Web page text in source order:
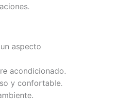
aspecto
acondicionado.
y confortable.